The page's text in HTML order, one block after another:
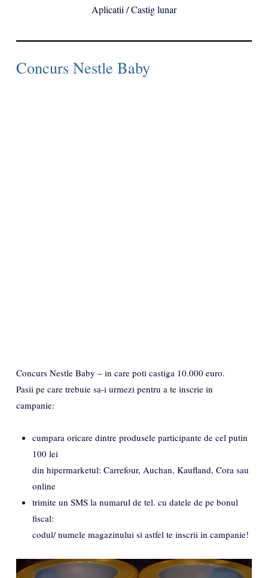
Aplicatii / Castig lunar
Concurs Nestle Baby
Concurs Nestle Baby – in care poti castiga 10.000 euro.
Pasii pe care trebuie sa-i urmezi pentru a te inscrie in
campanie:
cumpara oricare dintre produsele participante de cel putin
100 lei
din hipermarketul: Carrefour, Auchan, Kaufland, Cora sau
online
trimite un SMS la numarul de tel. cu datele de pe bonul
fiscal:
codul/ numele magazinului si astfel te inscrii in campanie!